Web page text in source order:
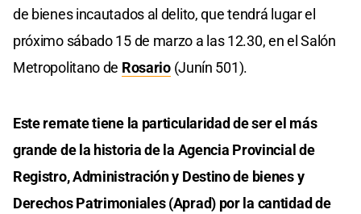
de bienes incautados al delito, que tendrá lugar el
próximo sábado 15 de marzo a las 12.30, en el Salón
Metropolitano de Rosario(Junín 501).
Este remate tiene la particularidad de ser el más
grande de la historia de la Agencia Provincial de
Registro, Administración y Destino de bienes y
Derechos Patrimoniales (Aprad) por la cantidad de